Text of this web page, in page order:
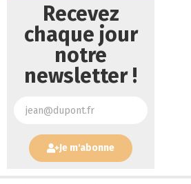
Recevez
chaque jour
notre
newsletter !
Je m'abonne